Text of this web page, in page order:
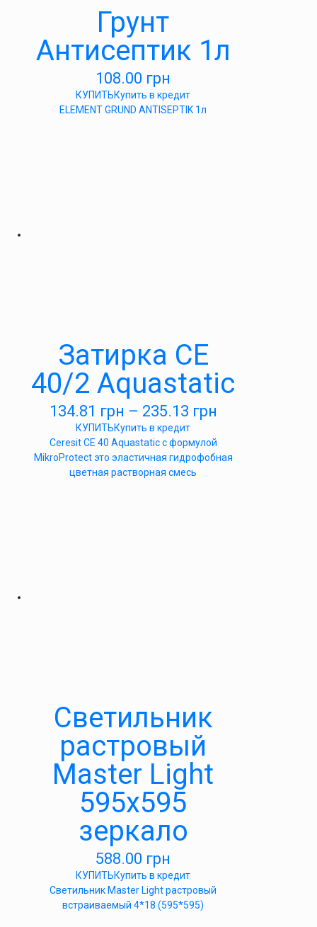
Грунт
Антисептик 1л
108.00 грн
КУПИТЬКупить в кредит
ELEMENT GRUND ANTISEPTIK 1л
Затирка СЕ
40/2 Aquastatic
134.81 грн – 235.13 грн
КУПИТЬКупить в кредит
Ceresit CE 40 Aquastatic c формулой
MikroProtect это эластичная гидрофобная
цветная растворная смесь
Светильник
растровый
Master Light
595х595
зеркало
588.00 грн
КУПИТЬКупить в кредит
Светильник Master Light растровый
встраиваемый 4*18 (595*595)